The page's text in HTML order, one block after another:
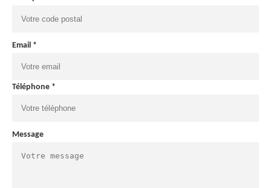
Email *
Téléphone *
Message